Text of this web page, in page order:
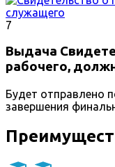
7
Выдача
рабочего,
Будет отправлено
завершения